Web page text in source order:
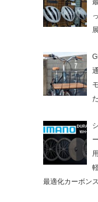
最適化カーボン